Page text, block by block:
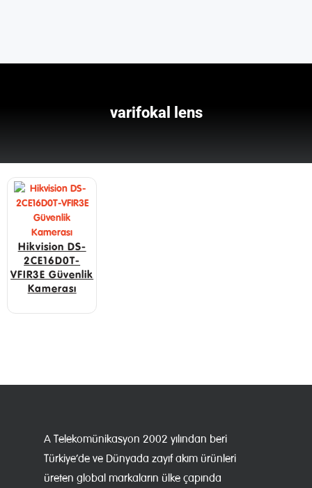
varifokal lens
Hikvision DS-
2CE16D0T-
VFIR3E Güvenlik
Kamerası
A Telekomünikasyon 2002 yılından beri
Türkiye’de ve Dünyada zayıf akım ürünleri
üreten global markaların ülke çapında